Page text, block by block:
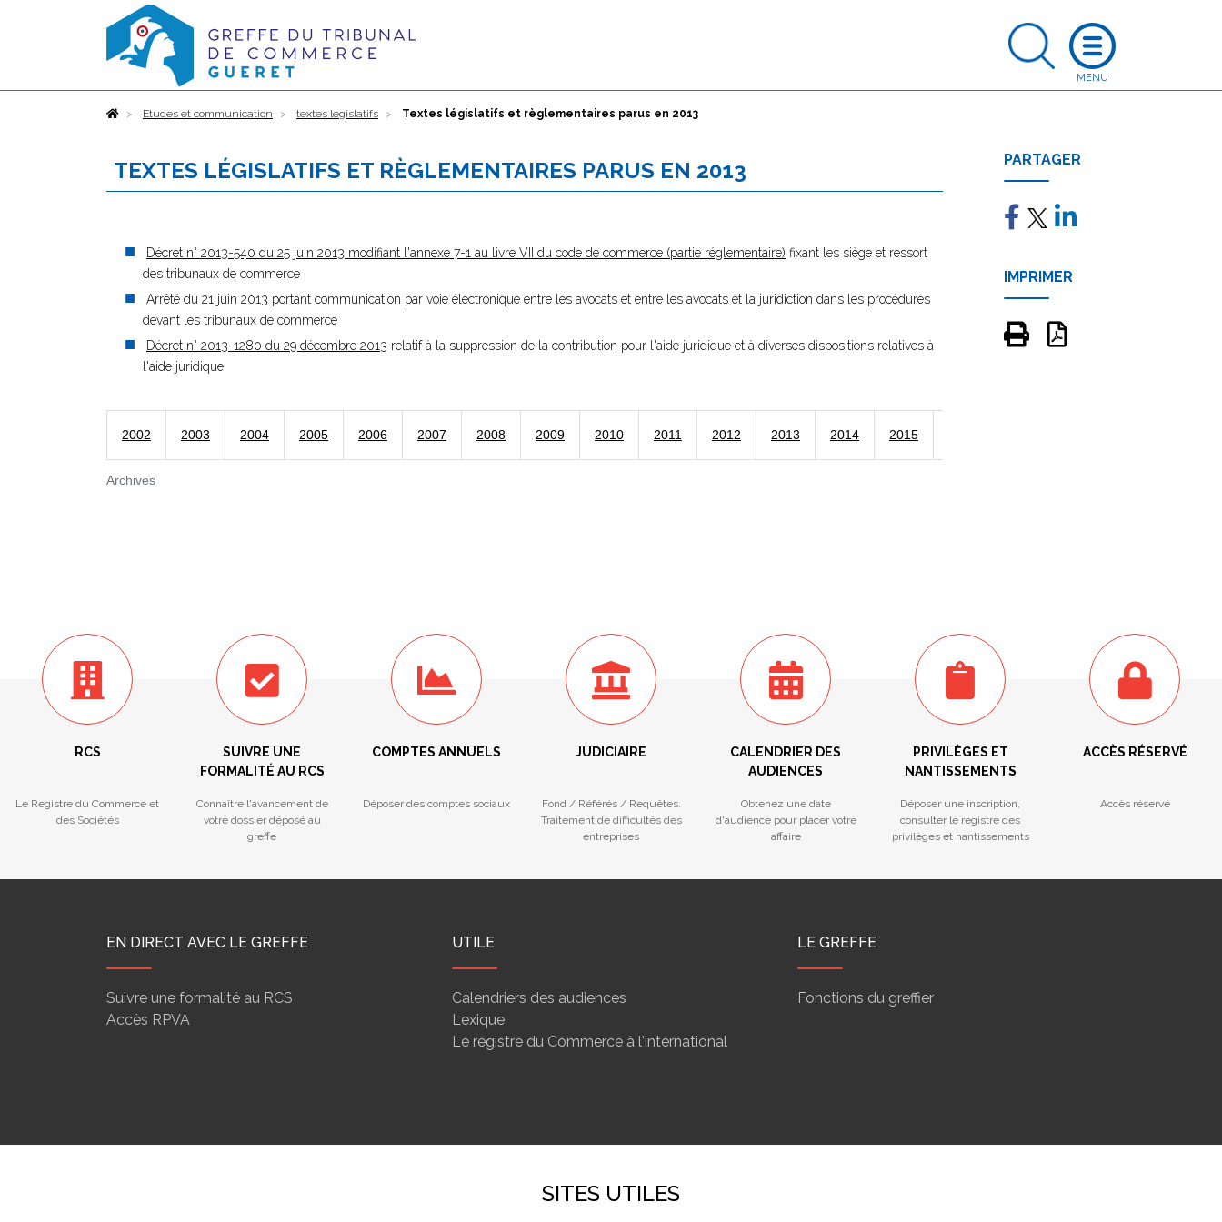
AccueilEtudes et communication textes legislatifs Textes législatifs et règlementaires parus en 2013
TEXTES LÉGISLATIFS ET RÈGLEMENTAIRES PARUS EN 2013
Décret n° 2013-540 du 25 juin 2013 modifiant l'annexe 7-1 au livre VII du code de commerce (partie réglementaire) fixant les siège et ressort
des tribunaux de commerce
Arrêté du 21 juin 2013 portant communication par voie électronique entre les avocats et entre les avocats et la juridiction dans les procédures
devant les tribunaux de commerce
Décret n° 2013-1280 du 29 décembre 2013 relatif à la suppression de la contribution pour l'aide juridique et à diverses dispositions relatives à
l'aide juridique
Archives
2002 2003 2004 2005 2006 2007 2008 2009 2010 2011 2012 2013 2014 2015
PARTAGER
IMPRIMER
RCS
Le Registre du Commerce et
des Sociétés
SUIVRE UNE
FORMALITÉ AU RCS
Connaître l'avancement de
votre dossier déposé au
greffe
COMPTES ANNUELS
Déposer des comptes sociaux
JUDICIAIRE
Fond / Référés / Requêtes.
Traitement de difficultés des
entreprises
CALENDRIER DES
AUDIENCES
Obtenez une date
d'audience pour placer votre
affaire
PRIVILÈGES ET
NANTISSEMENTS
Déposer une inscription,
consulter le registre des
privilèges et nantissements
ACCÈS RÉSERVÉ
Accès réservé
EN DIRECT AVEC LE GREFFE
Suivre une formalité au RCS
Accès RPVA
UTILE
Calendriers des audiences
Lexique
Le registre du Commerce à l'international
LE GREFFE
Fonctions du greffier
SITES UTILES